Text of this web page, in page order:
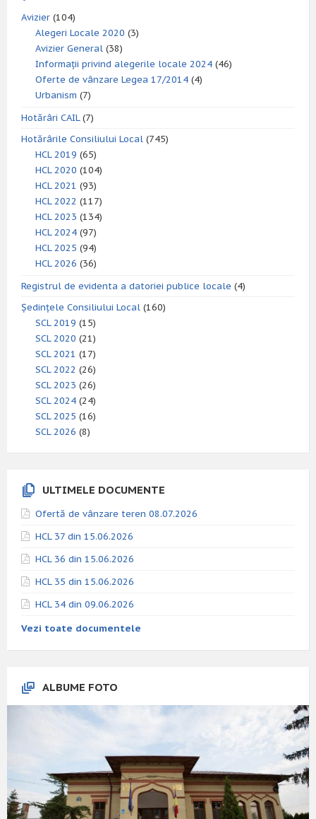
Avizier (104)
Alegeri Locale 2020 (3)
Avizier General (38)
Informații privind alegerile locale 2024 (46)
Oferte de vânzare Legea 17/2014 (4)
Urbanism (7)
Hotărâri CAIL(7)
Hotărârile Consiliului Local (745)
HCL 2019 (65)
HCL 2020 (104)
HCL 2021 (93)
HCL 2022 (117)
HCL 2023 (134)
HCL 2024 (97)
HCL 2025 (94)
HCL 2026 (36)
Registrul de evidenta a datoriei publice locale (4)
Ședințele Consiliului Local (160)
SCL 2019 (15)
SCL 2020 (21)
SCL 2021 (17)
SCL 2022 (26)
SCL 2023 (26)
SCL 2024 (24)
SCL 2025 (16)
SCL 2026 (8)
ULTIMELE DOCUMENTE
Ofertă de vânzare teren 08.07.2026
HCL 37 din 15.06.2026
HCL 36 din 15.06.2026
HCL 35 din 15.06.2026
HCL 34 din 09.06.2026
Vezi toate documentele
ALBUME FOTO